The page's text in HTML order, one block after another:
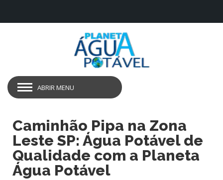
ABRIR MENU
Caminhão Pipa na Zona
Leste SP: Água Potável de
Qualidade com a Planeta
Água Potável